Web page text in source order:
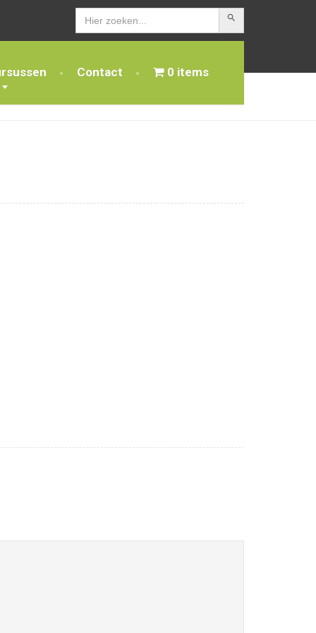
Zoek
naar:
Zoekknop
Contact 0 items